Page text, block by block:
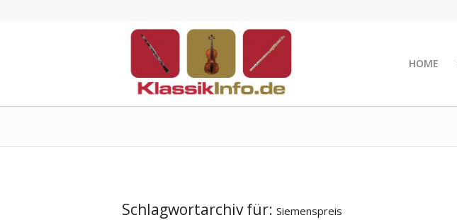
HOME
Schlagwortarchiv für: Siemenspreis